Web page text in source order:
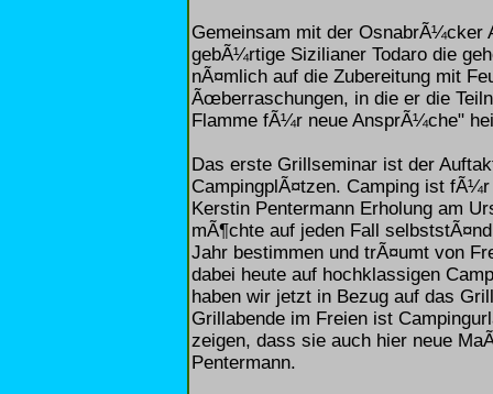
Gemeinsam mit der OsnabrÃ¼cker
gebÃ¼rtige Sizilianer Todaro die
nÃ¤mlich auf die Zubereitung mit
Ãœberraschungen, in die er die
Flamme fÃ¼r neue AnsprÃ¼che"
Das erste Grillseminar ist der
CampingplÃ¤tzen. Camping ist
Kerstin Pentermann Erholung am
mÃ¶chte auf jeden Fall
Jahr bestimmen und trÃ¤umt von
dabei heute auf hochklassigen
haben wir jetzt in Bezug auf das
Grillabende im Freien ist
zeigen, dass sie auch hier neue
Pentermann.